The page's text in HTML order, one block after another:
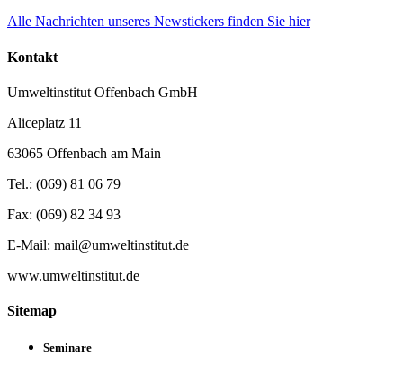
Alle Nachrichten unseres Newstickers finden Sie hier
Kontakt
Umweltinstitut Offenbach GmbH
Aliceplatz 11
63065 Offenbach am Main
Tel.: (069) 81 06 79
Fax: (069) 82 34 93
E-Mail: mail@umweltinstitut.de
www.umweltinstitut.de
Sitemap
Seminare